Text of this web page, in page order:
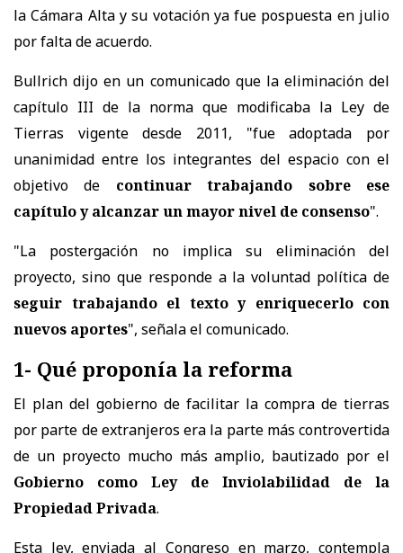
la Cámara Alta y su votación ya fue pospuesta en julio
por falta de acuerdo.
Bullrich dijo en un comunicado que la eliminación del
capítulo III de la norma que modificaba la Ley de
Tierras vigente desde 2011, "fue adoptada por
unanimidad entre los integrantes del espacio con el
objetivo de continuar trabajando sobre ese
capítulo y alcanzar un mayor nivel de consenso".
"La postergación no implica su eliminación del
proyecto, sino que responde a la voluntad política de
seguir trabajando el texto y enriquecerlo con
nuevos aportes", señala el comunicado.
1- Qué proponía la reforma
El plan del gobierno de facilitar la compra de tierras
por parte de extranjeros era la parte más controvertida
de un proyecto mucho más amplio, bautizado por el
Gobierno como Ley de Inviolabilidad de la
Propiedad Privada.
Esta ley, enviada al Congreso en marzo, contempla